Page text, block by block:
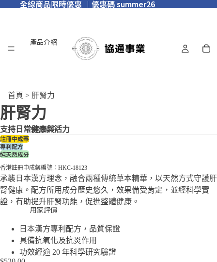
全線商品限時優惠 ︱優惠碼 summer26
產品介紹
天然成分
用家評價
首頁 > 肝腎力
肝腎力
支持日常健康與活力
註冊中成藥
專利配方
純天然成分
香港註冊中成藥編號：HKC-18123
承襲日本漢方理念，融合兩種傳統草本精華，以天然方式守護肝
腎健康。配方所用成分歷史悠久，效果備受肯定，並經科學實
證，有助提升肝腎功能，促進整體健康。
日本漢方專利配方，品質保證
具備抗氧化及抗炎作用
功效經逾 20 年科學研究驗證